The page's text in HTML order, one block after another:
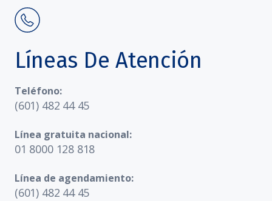
Líneas De Atención
Teléfono:
(601) 482 44 45
Línea gratuita nacional:
01 8000 128 818
Línea de agendamiento:
(601) 482 44 45